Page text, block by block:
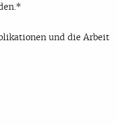
und die Arbeit